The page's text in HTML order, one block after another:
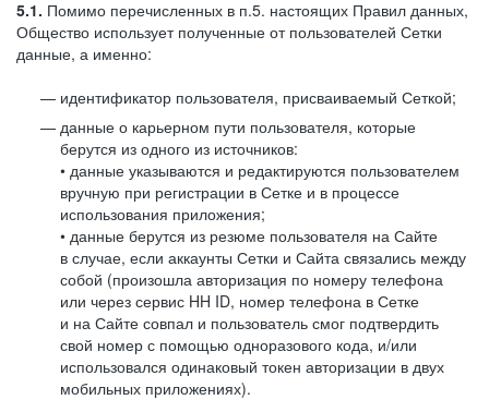
5.1. Помимо перечисленных в п.5. настоящих Правил данных,
Общество использует полученные от пользователей Сетки
данные, а именно:
идентификатор пользователя, присваиваемый Сеткой;
данные о карьерном пути пользователя, которые
берутся из одного из источников:
• данные указываются и редактируются пользователем
вручную при регистрации в Сетке и в процессе
использования приложения;
• данные берутся из резюме пользователя на Сайте
в случае, если аккаунты Сетки и Сайта связались между
собой (произошла авторизация по номеру телефона
или через сервис HH ID, номер телефона в Сетке
и на Сайте совпал и пользователь смог подтвердить
свой номер с помощью одноразового кода, и/или
использовался одинаковый токен авторизации в двух
мобильных приложениях).